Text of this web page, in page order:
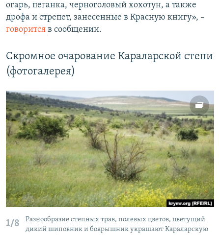
огарь, пеганка, черноголовый хохотун, а также
дрофа и стрепет, занесенные в Красную книгу», –
говорится в сообщении.
Скромное очарование Караларской степи
(фотогалерея)
1/8
Разнообразие степных трав, полевых цветов, цветущий
дикий шиповник и боярышник украшают Караларскую